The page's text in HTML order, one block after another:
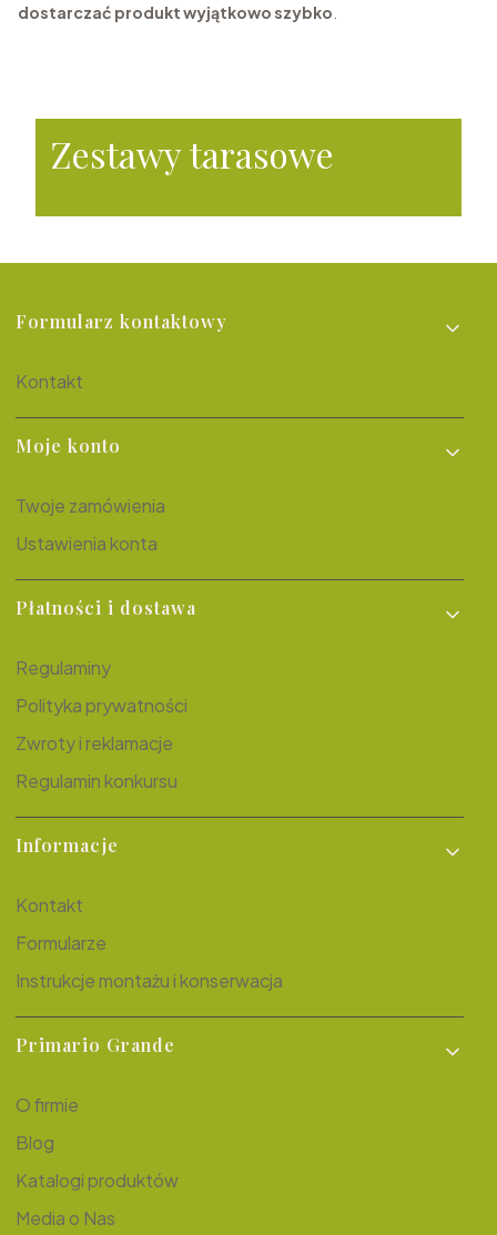
dostarczać produkt wyjątkowo szybko
Zestawy tarasowe
Linki w stopce
Formularz kontaktowy
Kontakt
Moje konto
Twoje zamówienia
Ustawienia konta
Płatności i dostawa
Regulaminy
Polityka prywatności
Zwroty i reklamacje
Regulamin konkursu
Informacje
Kontakt
Formularze
Instrukcje montażu i konserwacja
Primario Grande
O firmie
Blog
Katalogi produktów
Media o Nas